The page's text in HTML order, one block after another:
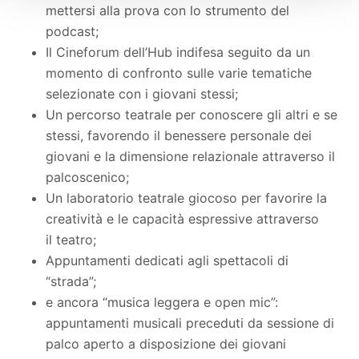
mettersi alla prova con lo strumento del
podcast;
Il Cineforum dell’Hub indifesa seguito da un
momento di confronto sulle varie tematiche
selezionate con i giovani stessi;
Un percorso teatrale per conoscere gli altri e se
stessi, favorendo il benessere personale dei
giovani e la dimensione relazionale attraverso il
palcoscenico;
Un laboratorio teatrale giocoso per favorire la
creatività e le capacità espressive attraverso
il teatro;
Appuntamenti dedicati agli spettacoli di
“strada”;
e ancora “musica leggera e open mic”:
appuntamenti musicali preceduti da sessione di
palco aperto a disposizione dei giovani